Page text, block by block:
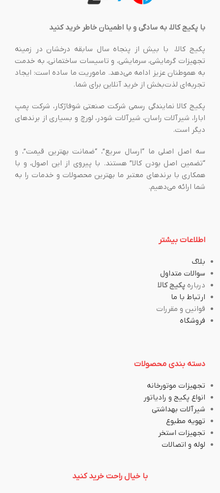
با پکیج کالا، به سادگی و با اطمینان خاطر خرید کنید
پکیج کالا، با بیش از پنجاه سال سابقه درخشان در زمینه
تجهیزات گرمایشی، سرمایشی، و تاسیسات ساختمانی، به خدمت
به هموطنان عزیز ادامه می‌دهد. ماموریت ما ساده است: ایجاد
تجربه‌ای لذت‌بخش از خرید آنلاین برای شما.
پکیج کالا نمایندگی رسمی شرکت صنعتی شوفاژکار، شرکت پمپ
ابارا، شیرآلات راسان، شیرآلات شودر، لورچ و بسیاری از برندهای
دیگر است.
سه اصل اصلی ما “ارسال سریع”، “ضمانت بهترین قیمت”، و
“تضمین اصل بودن کالا” هستند. با پیروی از این اصول، و با
همکاری با برندهای معتبر ما بهترین محصولات و خدمات را به
شما ارائه می‌دهیم.
اطلاعات بیشتر
بلاگ
سوالات متداول
درباره پکیج کالا
ارتباط با ما
قوانین و مقررات
فروشگاه
دسته بندی محصولات
تجهیزات موتورخانه
انواع پکیج و رادیاتور
شیرآلات بهداشتی
تهویه مطبوع
تجهیزات استخر
لوله و اتصالات
با خیال راحت خرید کنید